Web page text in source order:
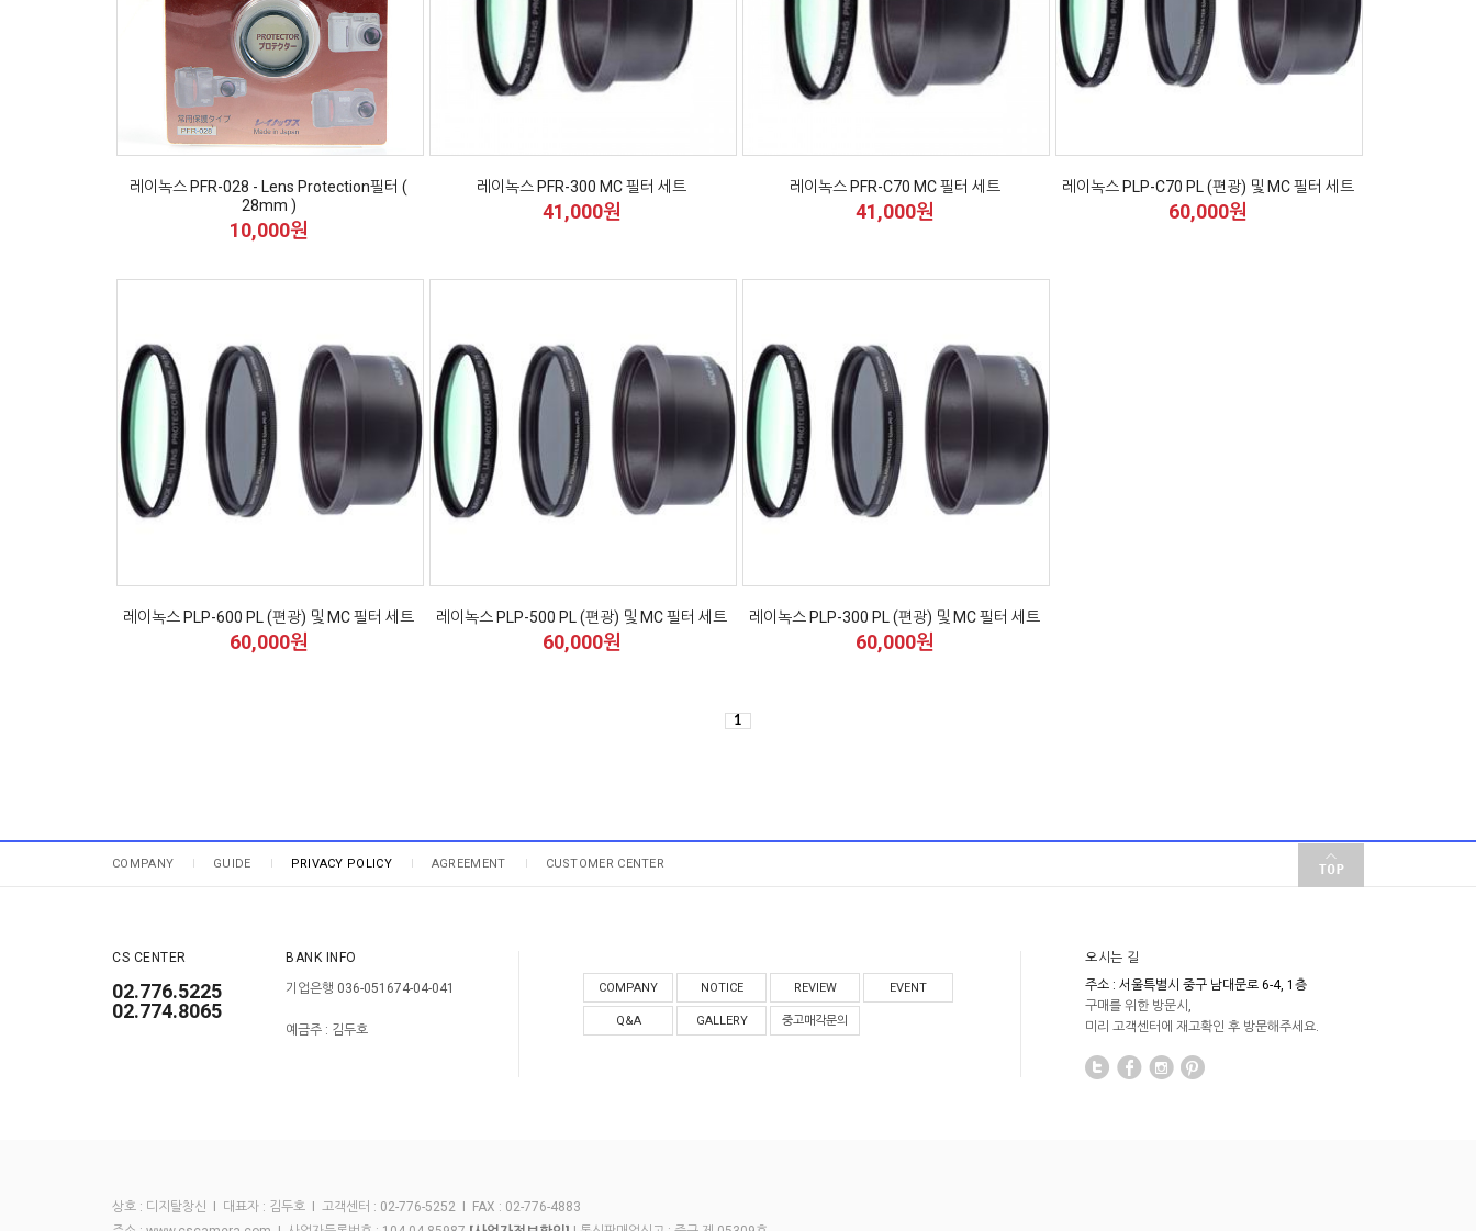
레이녹스 PFR-028 - Lens Protection필터 (
28mm )
10,000원
레이녹스 PFR-300 MC 필터 세트
41,000원
레이녹스 PFR-C70 MC 필터 세트
41,000원
레이녹스 PLP-C70 PL (편광) 및 MC 필터 세트
60,000원
레이녹스 PLP-600 PL (편광) 및 MC 필터 세트
60,000원
레이녹스 PLP-500 PL (편광) 및 MC 필터 세트
60,000원
레이녹스 PLP-300 PL (편광) 및 MC 필터 세트
60,000원
1
COMPANY GUIDE PRIVACY POLICY AGREEMENT CUSTOMER CENTER
CS CENTER
02.776.5225
02.774.8065
BANK INFO
기업은행 036-051674-04-041
예금주 : 김두호
COMPANY NOTICE REVIEW EVENT
Q&A GALLERY 중고매각문의
오시는 길
주소 : 서울특별시 중구 남대문로 6-4, 1층
구매를 위한 방문시,
미리 고객센터에 재고확인 후 방문해주세요.
상호 : 디지탈창신 I 대표자 : 김두호 I 고객센터 : 02-776-5252 I FAX : 02-776-4883